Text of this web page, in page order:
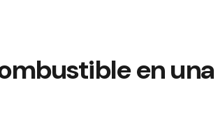
en una